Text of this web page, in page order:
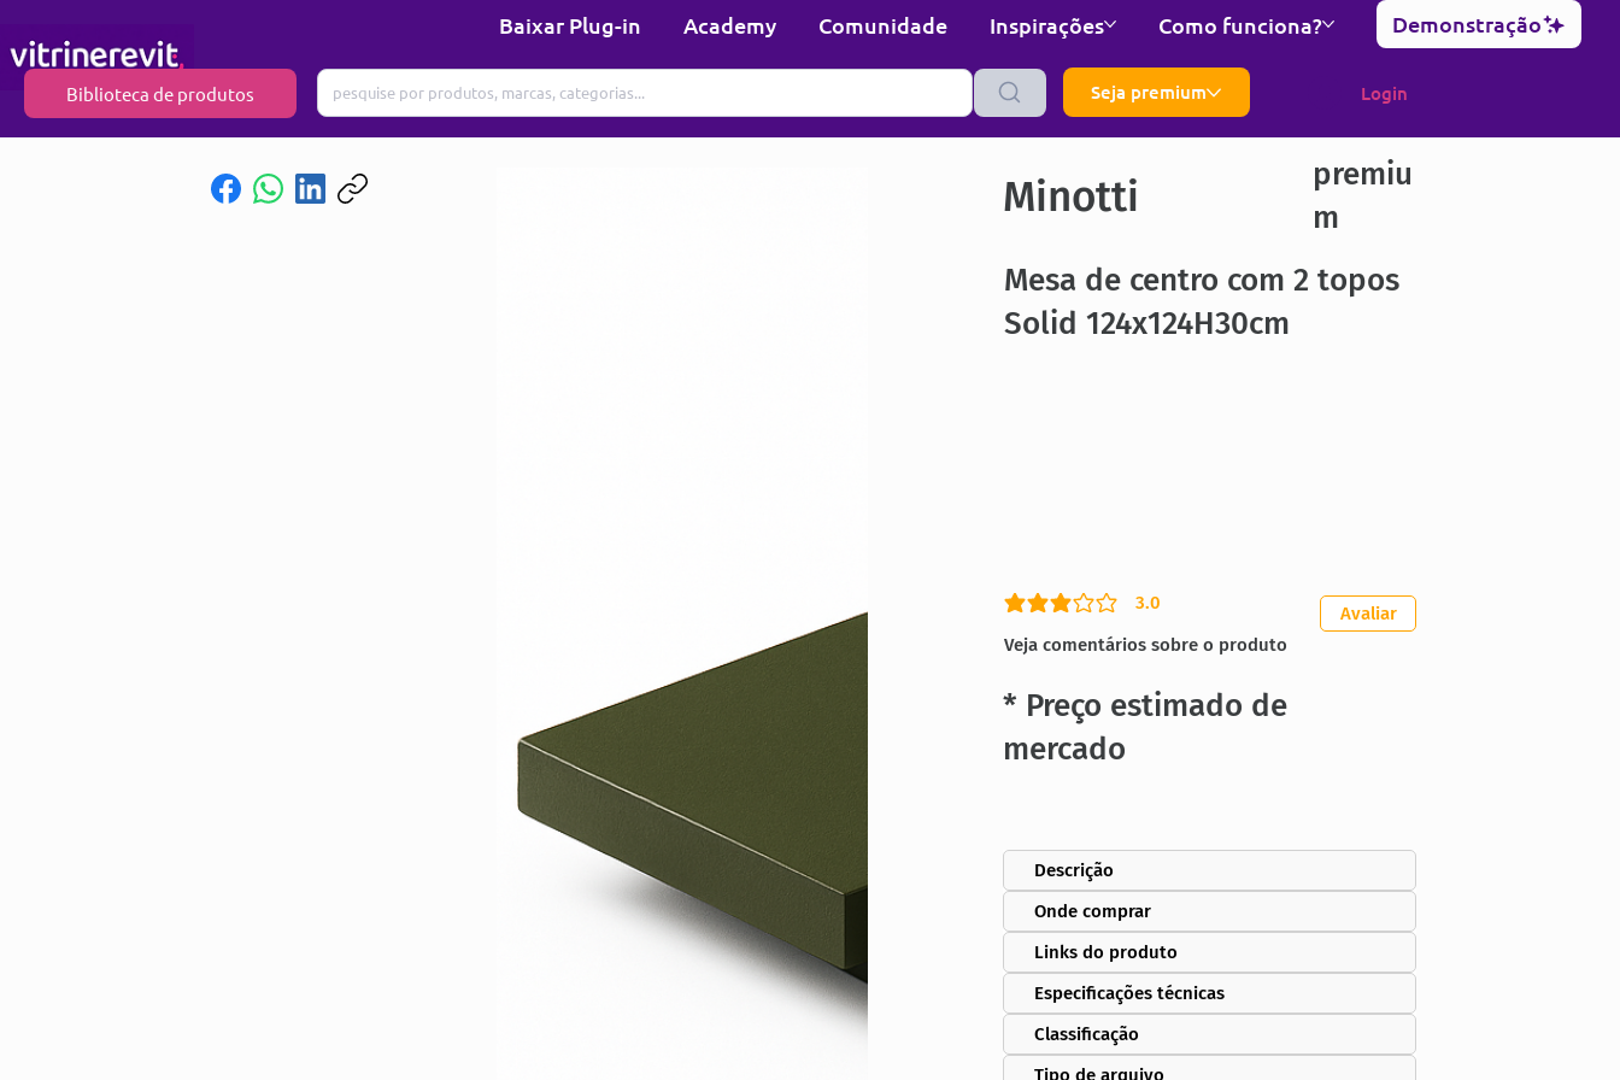
Baixar Plug-in Academy Comunidade Inspirações Como funciona? Demonstração
Biblioteca de produtos Seja premium Login
Minotti
premiu
m
Mesa de centro com 2 topos
Solid 124x124H30cm
3.0
classificação média é 3 de 5
Veja comentários sobre o produto
Avaliar
* Preço estimado de
mercado
Descrição
Onde comprar
Links do produto
Especificações técnicas
Classificação
Tipo de arquivo